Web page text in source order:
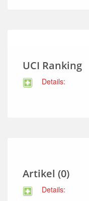
UCI Ranking
Details:
Artikel (0)
Details: